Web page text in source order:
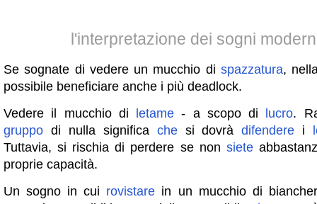
l'interpretazione dei sogni
Se sognate di vedere un mucchio di spazzatura,
possibile beneficiare anche i più deadlock.
Vedere il mucchio di
letame - a scopo di lucro.
gruppo di nulla significa chesi dovràdifendere i
Tuttavia, si rischia di perdere se non siete
proprie capacità.
Un sogno in cui rovistare in un mucchio di